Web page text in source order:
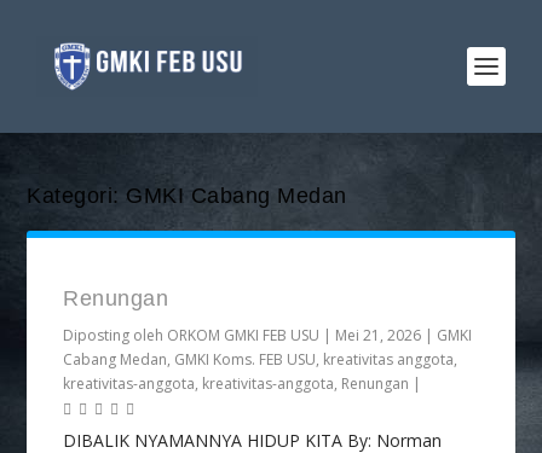
Kategori: GMKI Cabang Medan
Renungan
Diposting oleh ORKOM GMKI FEB USU | Mei 21, 2026 | GMKI
Cabang Medan, GMKI Koms. FEB USU, kreativitas anggota,
kreativitas-anggota, kreativitas-anggota, Renungan |
DIBALIK NYAMANNYA HIDUP KITA By: Norman